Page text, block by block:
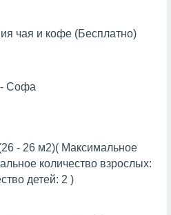
чая и кофе (Бесплатно)
- Софа
- 26 м2)( Максимальное
количество взрослых:
детей: 2 )